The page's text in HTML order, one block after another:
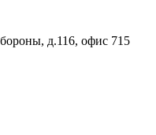
д.116, офис 715